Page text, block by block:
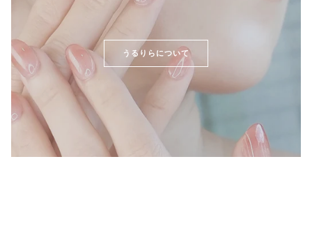
うるりらについて